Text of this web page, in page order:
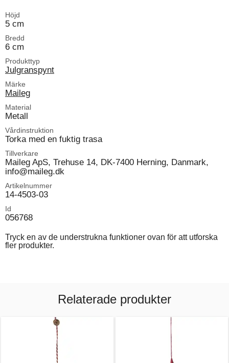
Höjd
5 cm
Bredd
6 cm
Produkttyp
Julgranspynt
Märke
Maileg
Material
Metall
Vårdinstruktion
Torka med en fuktig trasa
Tillverkare
Maileg ApS, Trehuse 14, DK-7400 Herning, Danmark,
info@maileg.dk
Artikelnummer
14-4503-03
Id
056768
Tryck en av de understrukna funktioner ovan för att utforska
fler produkter.
Relaterade produkter